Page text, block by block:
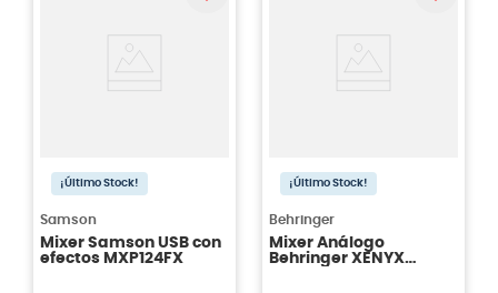
¡Último Stock!
Samson
Mixer Samson USB con
efectos MXP124FX
¡Último Stock!
Behringer
Mixer Análogo
Behringer XENYX